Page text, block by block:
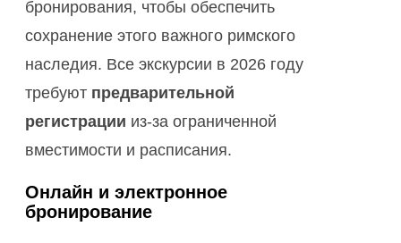
бронирования, чтобы обеспечить
сохранение этого важного римского
наследия. Все экскурсии в 2026 году
требуют предварительной
регистрации из-за ограниченной
вместимости и расписания.
Онлайн и электронное
бронирование